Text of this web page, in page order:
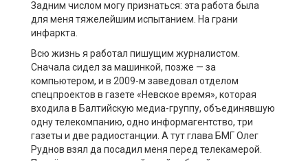
Задним числом могу признаться: эта работа была
для меня тяжелейшим испытанием. На грани
инфаркта.
Всю жизнь я работал пишущим журналистом.
Сначала сидел за машинкой, позже — за
компьютером, и в 2009-м заведовал отделом
спецпроектов в газете «Невское время», которая
входила в Балтийскую медиа-группу, объединявшую
одну телекомпанию, одно информагентство, три
газеты и две радиостанции. А тут глава БМГ Олег
Руднов взял да посадил меня перед телекамерой.